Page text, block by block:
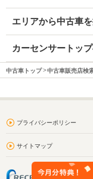
エリアから中古車
カーセンサートッ
中古車トップ 中古車販売店検
プライバシーポリシー
サイトマップ